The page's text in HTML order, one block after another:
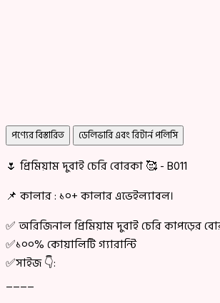
পণ্যের বিস্তারিত ডেলিভারি এবং রিটার্ন পলিসি
🌷 প্রিমিয়াম দুবাই চেরি বোরকা 🥰 - B011
📌 কালার : ১০+ কালার এভেইল্যাবল।
✅ অরিজিনাল প্রিমিয়াম দুবাই চেরি কাপড়ের
✅১০০% কোয়ালিটি গ্যারান্টি
✅সাইজ 👇:
____